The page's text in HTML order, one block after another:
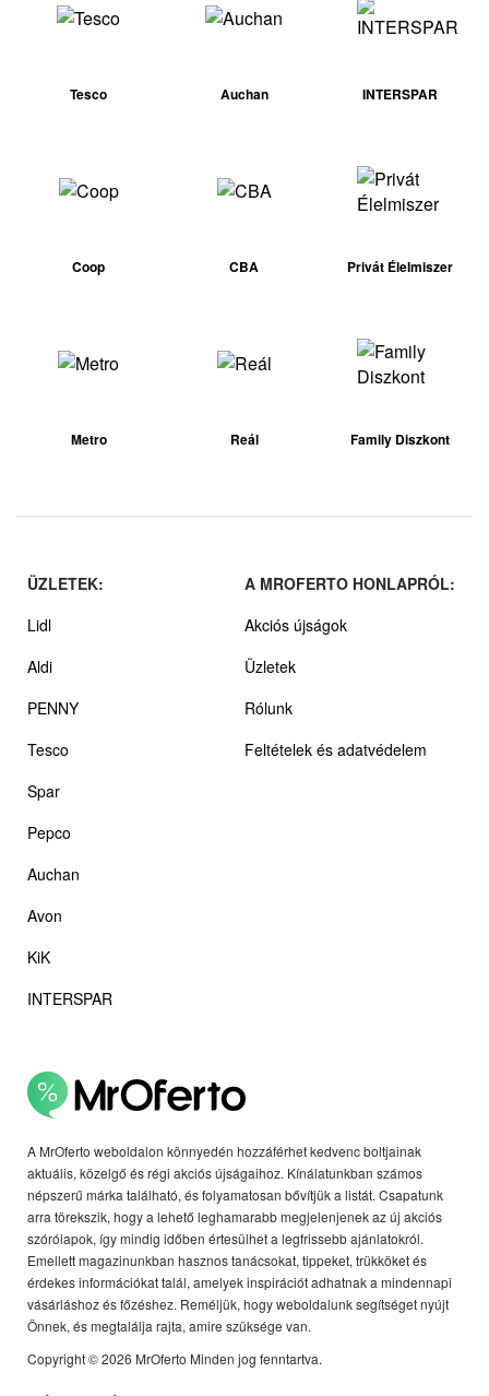
Tesco Auchan INTERSPAR
Coop CBA Privát Élelmiszer
Metro Reál Family Diszkont
A MrOferto weboldalon könnyedén hozzáférhet kedvenc boltjainak
aktuális, közelgő és régi akciós újságaihoz. Kínálatunkban számos
népszerű márka található, és folyamatosan bővítjük a listát. Csapatunk
arra törekszik, hogy a lehető leghamarabb megjelenjenek az új akciós
szórólapok, így mindig időben értesülhet a legfrissebb ajánlatokról.
Emellett magazinunkban hasznos tanácsokat, tippeket, trükköket és
érdekes információkat talál, amelyek inspirációt adhatnak a mindennapi
vásárláshoz és főzéshez. Reméljük, hogy weboldalunk segítséget nyújt
Önnek, és megtalálja rajta, amire szüksége van.
Copyright © 2026 MrOferto Minden jog fenntartva.
ÜZLETEK:
Lidl
Aldi
PENNY
Tesco
Spar
Pepco
Auchan
Avon
KiK
INTERSPAR
A MROFERTO HONLAPRÓL:
Akciós újságok
Üzletek
Rólunk
Feltételek és adatvédelem